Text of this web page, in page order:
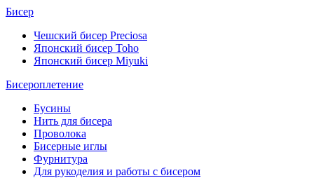
Бисер
Чешский бисер Preciosa
Японский бисер Toho
Японский бисер Miyuki
Бисероплетение
Бусины
Нить для бисера
Проволока
Бисерные иглы
Фурнитура
Для рукоделия и работы с бисером